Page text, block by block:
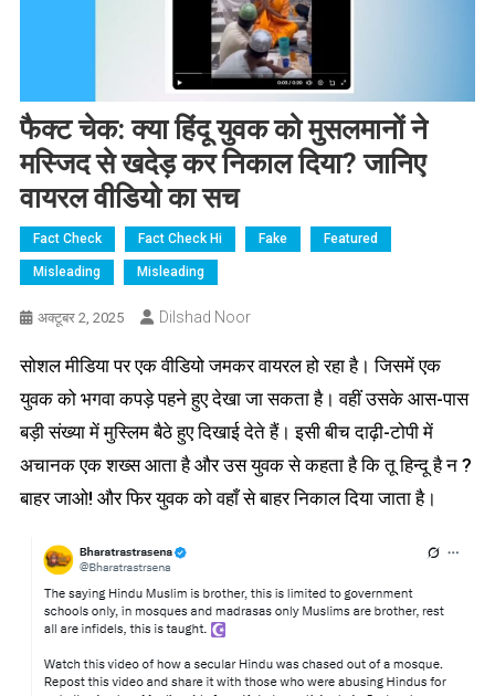
फैक्ट चेक: क्या हिंदू युवक को मुसलमानों ने
मस्जिद से खदेड़ कर निकाल दिया? जानिए
वायरल वीडियो का सच
Fact Check Fact Check Hi Fake Featured
Misleading Misleading
अक्टूबर 2, 2025 Dilshad Noor
सोशल मीडिया पर एक वीडियो जमकर वायरल हो रहा है। जिसमें एक
युवक को भगवा कपड़े पहने हुए देखा जा सकता है। वहीं उसके आस-पास
बड़ी संख्या में मुस्लिम बैठे हुए दिखाई देते हैं। इसी बीच दाढ़ी-टोपी में
अचानक एक शख्स आता है और उस युवक से कहता है कि तू हिन्दू है न ?
बाहर जाओ! और फिर युवक को वहाँ से बाहर निकाल दिया जाता है।